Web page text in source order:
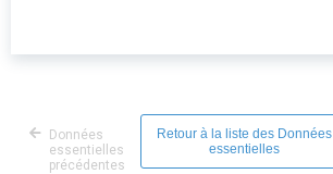
Données
essentielles
précédentes
Retour à la liste des Données
essentielles